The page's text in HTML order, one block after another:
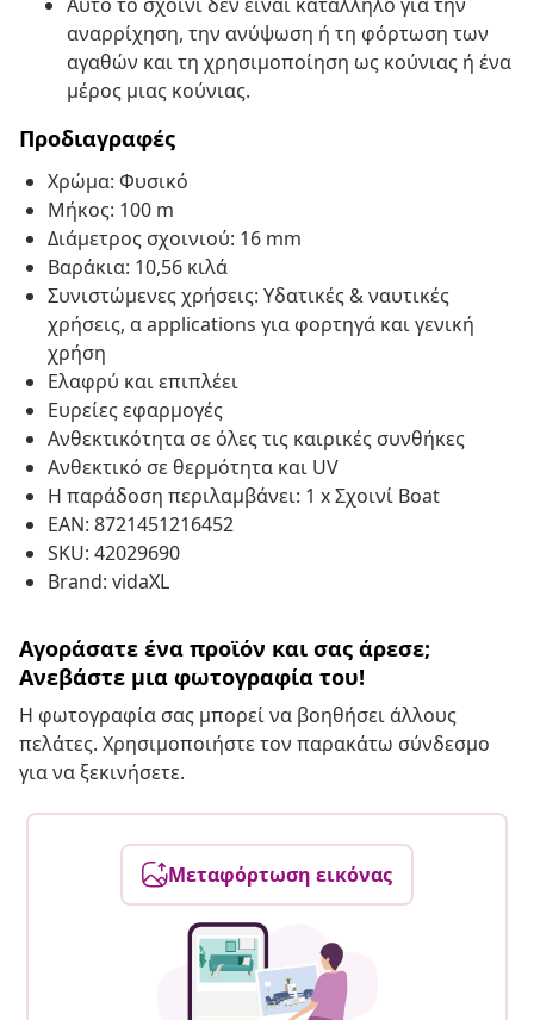
αναρρίχηση, την ανύψωση ή τη φόρτωση των
αγαθών και τη χρησιμοποίηση ως κούνιας ή ένα
μέρος μιας κούνιας.
Προδιαγραφές
Χρώμα: Φυσικό
Μήκος: 100 m
Διάμετρος σχοινιού: 16 mm
Βαράκια: 10,56 κιλά
Συνιστώμενες χρήσεις: Υδατικές & ναυτικές
χρήσεις, α applications για φορτηγά και γενική
χρήση
Ελαφρύ και επιπλέει
Ευρείες εφαρμογές
Ανθεκτικότητα σε όλες τις καιρικές συνθήκες
Ανθεκτικό σε θερμότητα και UV
Η παράδοση περιλαμβάνει: 1 x Σχοινί Boat
EAN: 8721451216452
SKU: 42029690
Brand: vidaXL
Αγοράσατε ένα προϊόν και σας άρεσε;
Ανεβάστε μια φωτογραφία του!
Η φωτογραφία σας μπορεί να βοηθήσει άλλους
πελάτες. Χρησιμοποιήστε τον παρακάτω σύνδεσμο
για να ξεκινήσετε.
Μεταφόρτωση εικόνας